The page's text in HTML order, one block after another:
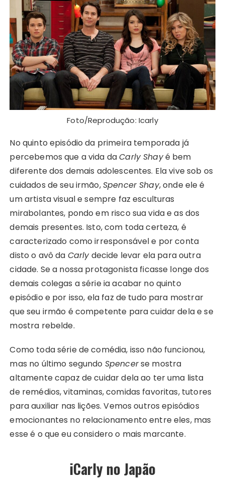
Foto/Reprodução: Icarly
No quinto episódio da primeira temporada já
percebemos que a vida daCarly Shayé bem
diferente dos demais adolescentes. Ela vive sob os
cuidados de seu irmão,Spencer Shay, onde ele é
um artista visual e sempre faz esculturas
mirabolantes, pondo em risco sua vida e as dos
demais presentes. Isto, com toda certeza, é
caracterizado como irresponsável e por conta
disto o avô da Carlydecide levar ela para outra
cidade. Se a nossa protagonista ficasse longe dos
demais colegas a série ia acabar no quinto
episódio e por isso, ela faz de tudo para mostrar
que seu irmão é competente para cuidar dela e se
mostra rebelde.
Como toda série de comédia, isso não funcionou,
mas no último segundo Spencerse mostra
altamente capaz de cuidar dela ao ter uma lista
de remédios, vitaminas, comidas favoritas, tutores
para auxiliar nas lições. Vemos outros episódios
emocionantes no relacionamento entre eles, mas
esse é o que eu considero o mais marcante.
iCarly no Japão